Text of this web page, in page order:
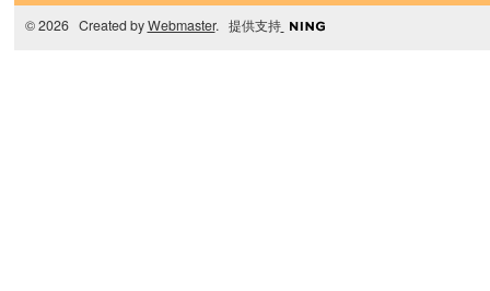
© 2026 Created byWebmaster. 提供支持